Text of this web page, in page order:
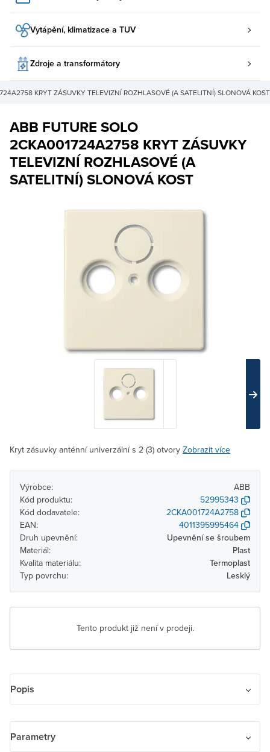
Vytápění, klimatizace a TUV
Zdroje a transformátory
KRYT ZÁSUVKY TELEVIZNÍ ROZHLASOVÉ (A SATELITNÍ) SLONOVÁ KOST
ABB FUTURE SOLO
2CKA001724A2758 KRYT ZÁSUVKY
TELEVIZNÍ ROZHLASOVÉ (A
SATELITNÍ) SLONOVÁ KOST
Kryt zásuvky anténní univerzální s 2 (3) otvory Zobrazit více
Výrobce:
ABB
Kód produktu:
52995343
Kód dodavatele:
2CKA001724A2758
EAN:
4011395995464
Druh upevnění:
Upevnění se šroubem
Materiál:
Plast
Kvalita materiálu:
Termoplast
Typ povrchu:
Lesklý
Tento produkt již není v prodeji.
Popis
Parametry